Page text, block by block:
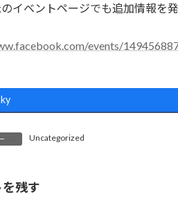
イベントページでも追加情報を
events/
Uncategorized
残す